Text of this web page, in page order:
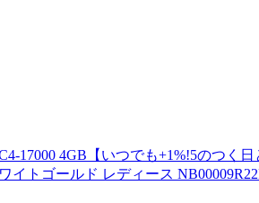
17000 4GB【いつでも+1%!5のつく
トゴールド レディース